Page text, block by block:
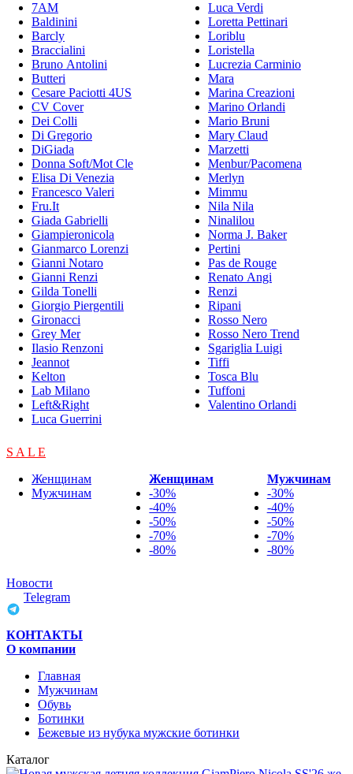
7AM
Baldinini
Barcly
Braccialini
Bruno Antolini
Butteri
Cesare Paciotti 4US
CV Cover
Dei Colli
Di Gregorio
DiGiada
Donna Soft/Mot Cle
Elisa Di Venezia
Francesco Valeri
Fru.It
Giada Gabrielli
Giampieronicola
Gianmarco Lorenzi
Gianni Notaro
Gianni Renzi
Gilda Tonelli
Giorgio Piergentili
Gironacci
Grey Mer
Ilasio Renzoni
Jeannot
Kelton
Lab Milano
Left&Right
Luca Guerrini
Luca Verdi
Loretta Pettinari
Loriblu
Loristella
Lucrezia Carminio
Mara
Marina Creazioni
Marino Orlandi
Mario Bruni
Mary Claud
Marzetti
Menbur/Pacomena
Merlyn
Mimmu
Nila Nila
Ninalilou
Norma J. Baker
Pertini
Pas de Rouge
Renato Angi
Renzi
Ripani
Rosso Nero
Rosso Nero Trend
Sgariglia Luigi
Tiffi
Tosca Blu
Tuffoni
Valentino Orlandi
S A L E
Женщинам
Мужчинам
Женщинам
-30%
-40%
-50%
-70%
-80%
Мужчинам
-30%
-40%
-50%
-70%
-80%
Новости
Telegram
КОНТАКТЫ
О компании
Главная
Мужчинам
Обувь
Ботинки
Бежевые из нубука мужские ботинки
Каталог